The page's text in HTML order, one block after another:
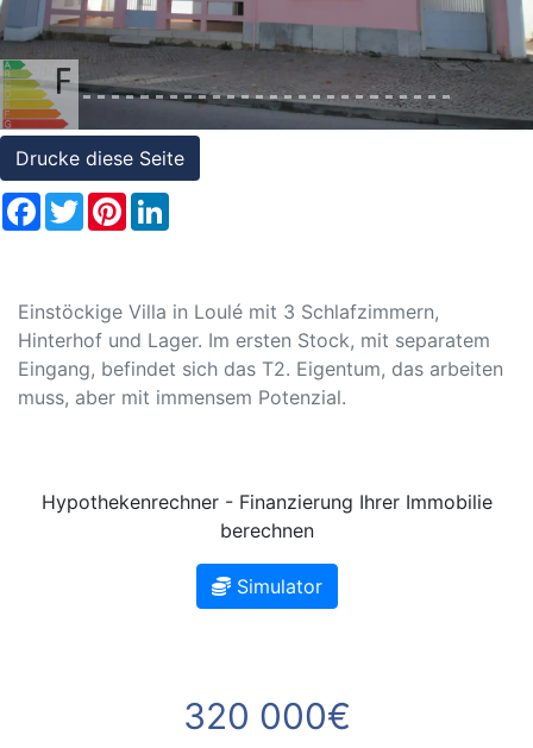
Referenzen
Immobilien
und
Steuerrecht
Drucke diese Seite
Facebook
TwitterPinterest
Einstöckige Villa in Loulé mit 3 Schlafzimmern,
Hinterhof und Lager. Im ersten Stock, mit separatem
Eingang, befindet sich das T2. Eigentum, das arbeiten
muss, aber mit immensem Potenzial.
Hypothekenrechner - Finanzierung Ihrer Immobilie
berechnen
Simulator
320 000€